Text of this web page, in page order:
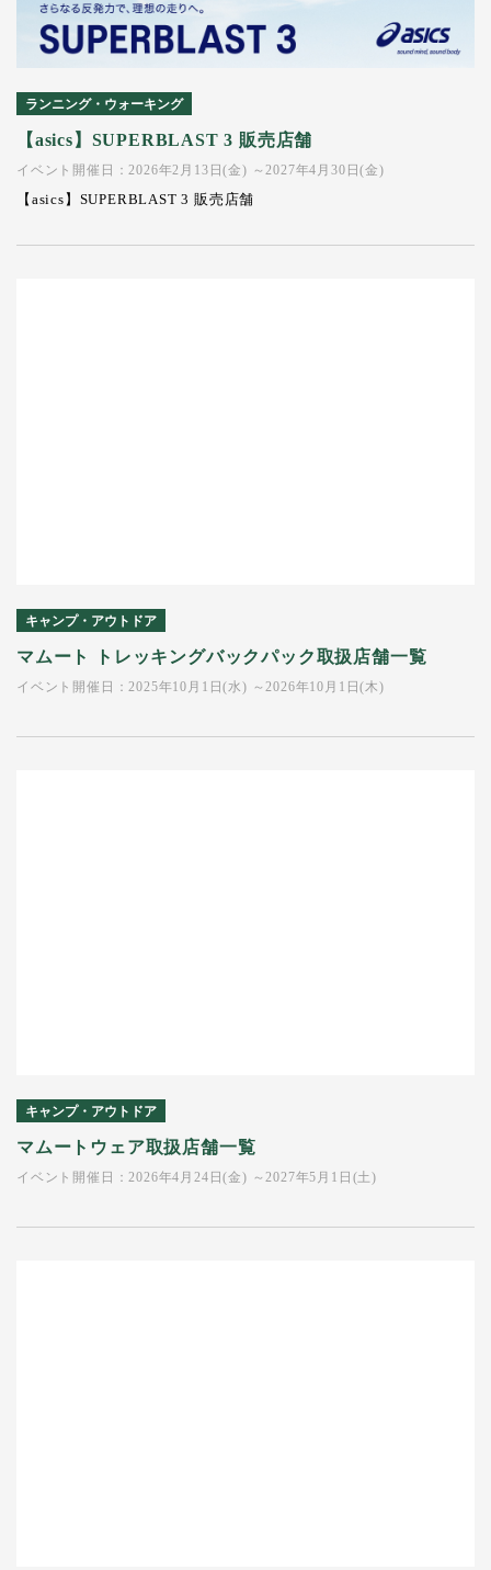
ランニング・ウォーキング
【asics】SUPERBLAST 3 販売店舗
イベント開催日：2026年2月13日(金) ～2027年4月30日(金)
【asics】SUPERBLAST 3 販売店舗
キャンプ・アウトドア
マムート トレッキングバックパック取扱店舗一覧
イベント開催日：2025年10月1日(水) ～2026年10月1日(木)
キャンプ・アウトドア
マムートウェア取扱店舗一覧
イベント開催日：2026年4月24日(金) ～2027年5月1日(土)